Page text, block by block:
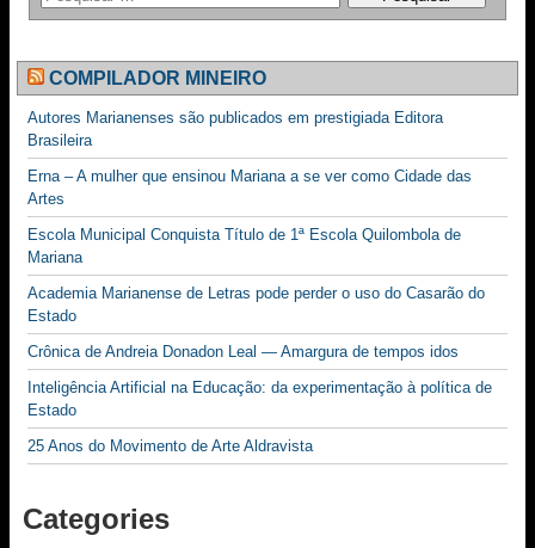
COMPILADOR MINEIRO
Autores Marianenses são publicados em prestigiada Editora
Brasileira
Erna – A mulher que ensinou Mariana a se ver como Cidade das
Artes
Escola Municipal Conquista Título de 1ª Escola Quilombola de
Mariana
Academia Marianense de Letras pode perder o uso do Casarão do
Estado
Crônica de Andreia Donadon Leal — Amargura de tempos idos
Inteligência Artificial na Educação: da experimentação à política de
Estado
25 Anos do Movimento de Arte Aldravista
Categories